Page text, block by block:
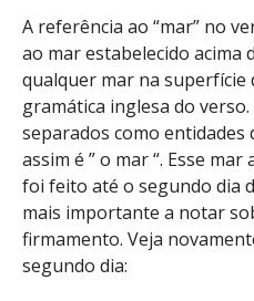
A referência ao “mar” no
ao mar estabelecido acima
qualquer mar na superfície
gramática inglesa do
separados como entidades
assim é ” o mar “. Esse
foi feito até o segundo dia
mais importante a notar
firmamento. Veja
segundo dia: